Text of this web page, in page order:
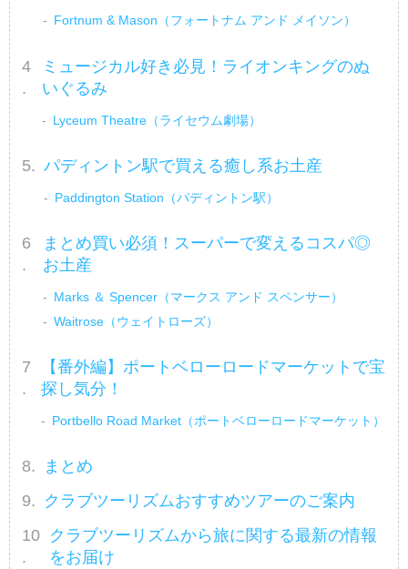
Fortnum & Mason（フォートナム アンド メイソン）
ミュージカル好き必見！ライオンキングのぬ
いぐるみ
Lyceum Theatre（ライセウム劇場）
パディントン駅で買える癒し系お土産
Paddington Station（パディントン駅）
まとめ買い必須！スーパーで変えるコスパ◎
お土産
Marks ＆ Spencer（マークス アンド スペンサー）
Waitrose（ウェイトローズ）
【番外編】ポートベローロードマーケットで宝
探し気分！
Portbello Road Market（ポートベローロードマーケット）
まとめ
クラブツーリズムおすすめツアーのご案内
クラブツーリズムから旅に関する最新の情報
をお届け